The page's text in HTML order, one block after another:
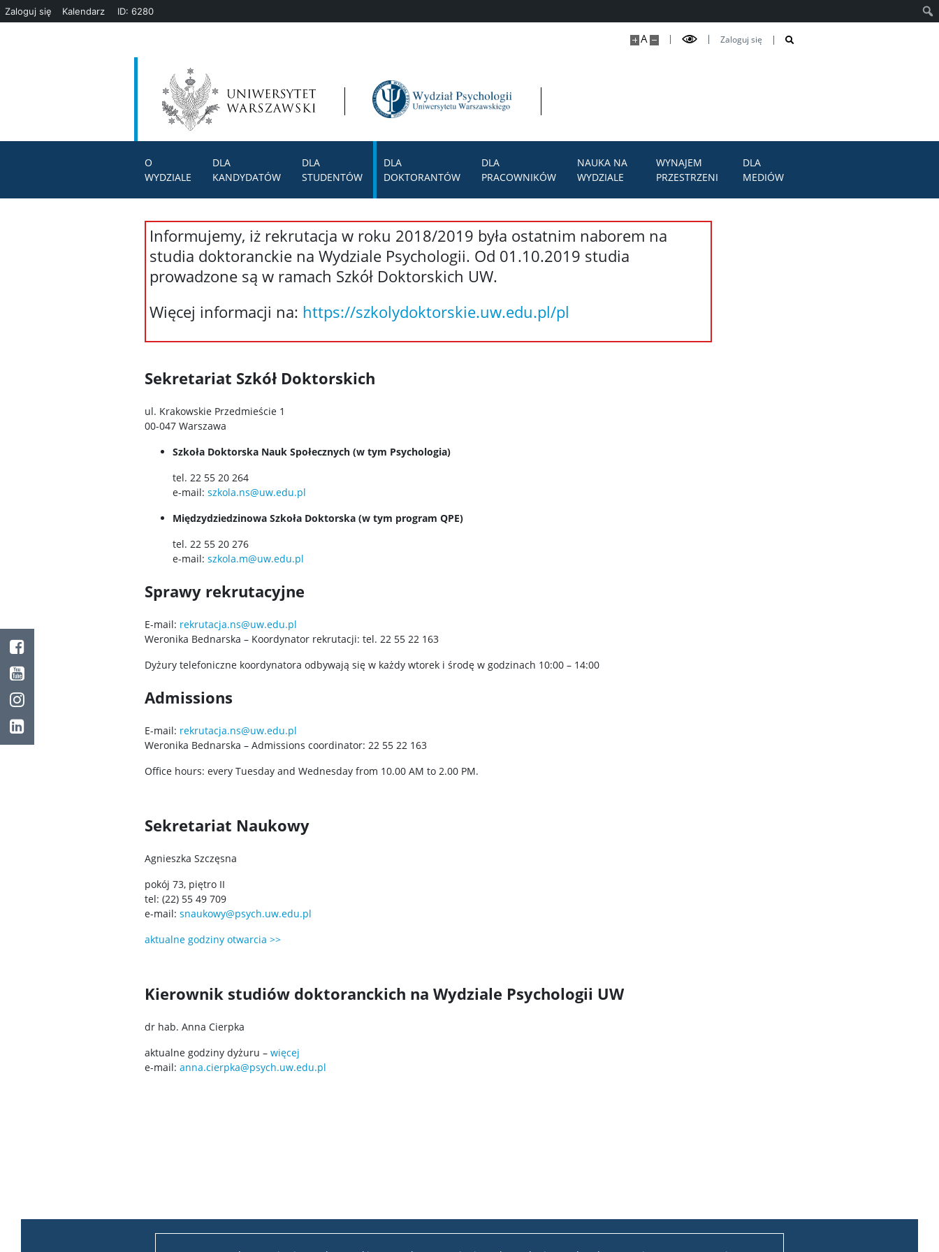
A Zaloguj się
O
WYDZIALE
DLA
KANDYDATÓW
DLA
STUDENTÓW
DLA
DOKTORANTÓW
DLA
PRACOWNIKÓW
NAUKA NA
WYDZIALE
WYNAJEM
PRZESTRZENI
DLA
MEDIÓW
Informujemy, iż rekrutacja w roku 2018/2019 była ostatnim naborem na
studia doktoranckie na Wydziale Psychologii. Od 01.10.2019 studia
prowadzone są w ramach Szkół Doktorskich UW.
Więcej informacji na: https://szkolydoktorskie.uw.edu.pl/pl
Sekretariat Szkół Doktorskich
ul. Krakowskie Przedmieście 1
00-047 Warszawa
Szkoła Doktorska Nauk Społecznych (w tym Psychologia)
tel. 22 55 20 264
e-mail: szkola.ns@uw.edu.pl
Międzydziedzinowa Szkoła Doktorska (w tym program QPE)
tel. 22 55 20 276
e-mail: szkola.m@uw.edu.pl
Sprawy rekrutacyjne
E-mail: rekrutacja.ns@uw.edu.pl
Weronika Bednarska – Koordynator rekrutacji: tel. 22 55 22 163
Dyżury telefoniczne koordynatora odbywają się w każdy wtorek i środę w godzinach 10:00 – 14:00
Admissions
E-mail: rekrutacja.ns@uw.edu.pl
Weronika Bednarska – Admissions coordinator: 22 55 22 163
Office hours: every Tuesday and Wednesday from 10.00 AM to 2.00 PM.
Sekretariat Naukowy
Agnieszka Szczęsna
pokój 73, piętro II
tel: (22) 55 49 709
e-mail: snaukowy@psych.uw.edu.pl
aktualne godziny otwarcia >>
Kierownik studiów doktoranckich na Wydziale Psychologii UW
dr hab. Anna Cierpka
aktualne godziny dyżuru – więcej
e-mail: anna.cierpka@psych.uw.edu.pl
Zaloguj się Kalendarz
ID: 6280